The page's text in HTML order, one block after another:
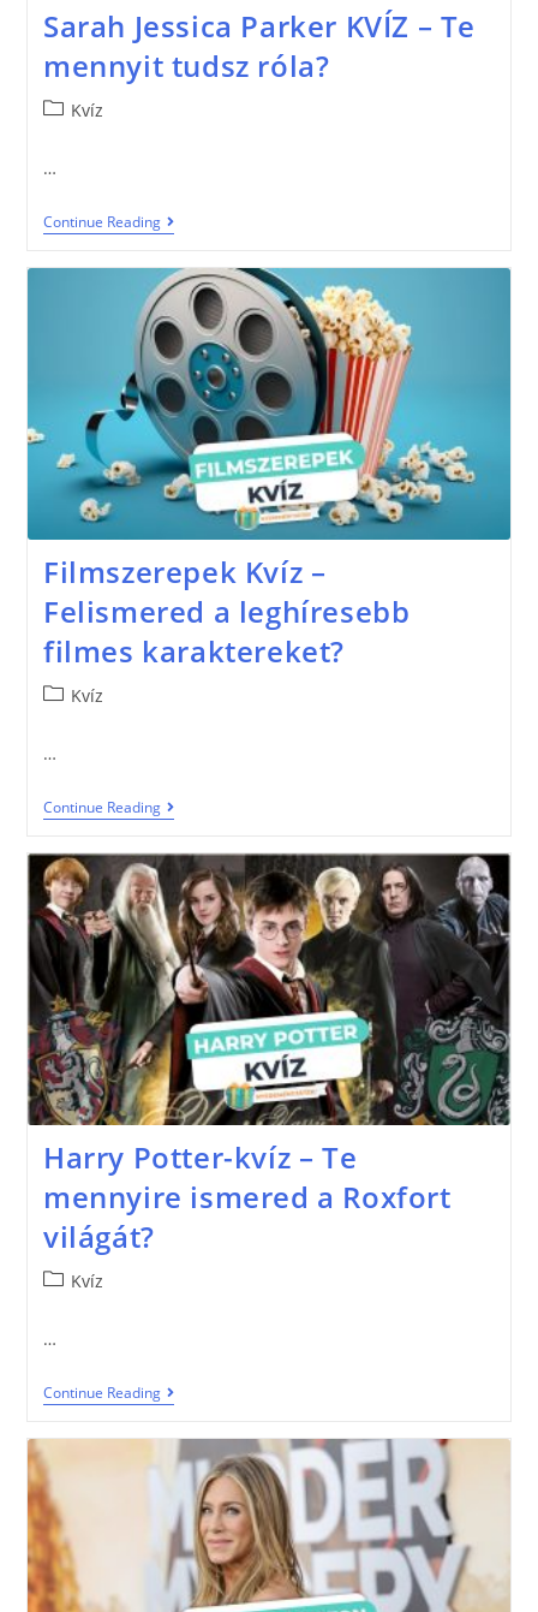
Sarah Jessica Parker KVÍZ – Te
mennyit tudsz róla?
Kvíz
…
Continue Reading
Filmszerepek Kvíz –
Felismered a leghíresebb
filmes karaktereket?
Kvíz
…
Continue Reading
Harry Potter-kvíz – Te
mennyire ismered a Roxfort
világát?
Kvíz
…
Continue Reading